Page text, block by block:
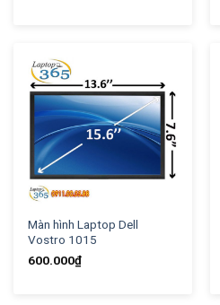
Màn hình Laptop Dell
Vostro 1015
600.000₫